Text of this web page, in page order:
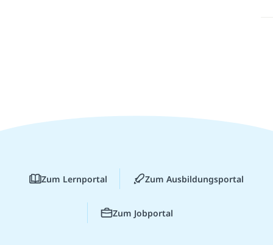
Zum Lernportal Zum Ausbildungsportal
Zum Jobportal